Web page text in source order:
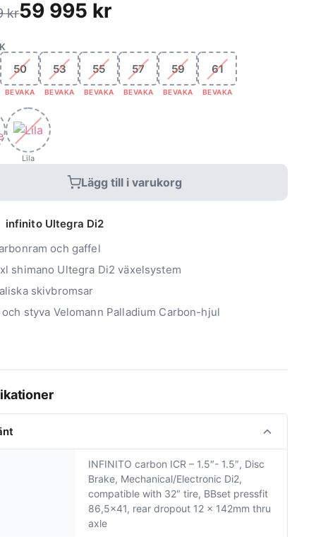
kr59 995 kr
50
BEVAKA
53
BEVAKA
55
BEVAKA
57
BEVAKA
59
BEVAKA
61
BEVAKA
Lila
Lägg till i varukorg
infinito Ultegra Di2
och gaffel
shimano Ultegra Di2 växelsystem
skivbromsar
och styva Velomann Palladium Carbon-hjul
INFINITO carbon ICR – 1.5″- 1.5″, Disc
Brake, Mechanical/Electronic Di2,
compatible with 32″ tire, BBset pressfit
86,5×41, rear dropout 12 x 142mm thru
axle